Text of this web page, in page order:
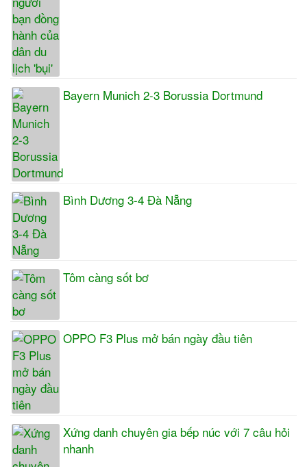
Bayern Munich 2-3 Borussia Dortmund
Bình Dương 3-4 Đà Nẵng
Tôm càng sốt bơ
OPPO F3 Plus mở bán ngày đầu tiên
Xứng danh chuyên gia bếp núc với 7 câu hỏi
nhanh